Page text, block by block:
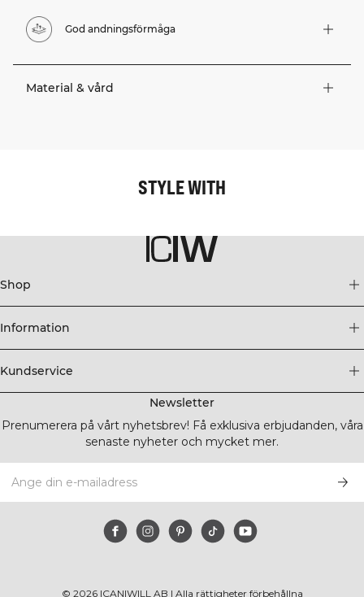
God andningsförmåga
Material & vård
STYLE WITH
Shop
Information
Kundservice
Newsletter
Prenumerera på vårt nyhetsbrev! Få exklusiva erbjudanden, våra
senaste nyheter och mycket mer.
© 2026ICANIWILL AB | Alla rättigheter förbehållna